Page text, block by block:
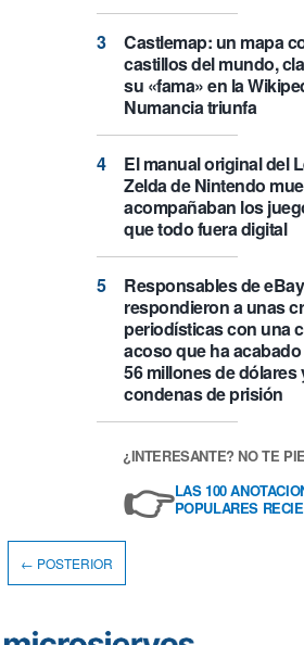
Castlemap: un mapa
castillos del mundo,
su «fama» en la
Numancia triunfa
El manual original del
Zelda de Nintendo
acompañaban los
que todo fuera digital
Responsables de eBay
respondieron a unas
periodísticas con una
acoso que ha
56 millones de dólares
condenas de prisión
¿INTERESANTE? NO TE
👉LAS 100
POPULARES
← POSTERIOR